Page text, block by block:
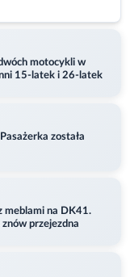
motocykli w
15-latek i 26-latek
została
meblami na DK41.
przejezdna